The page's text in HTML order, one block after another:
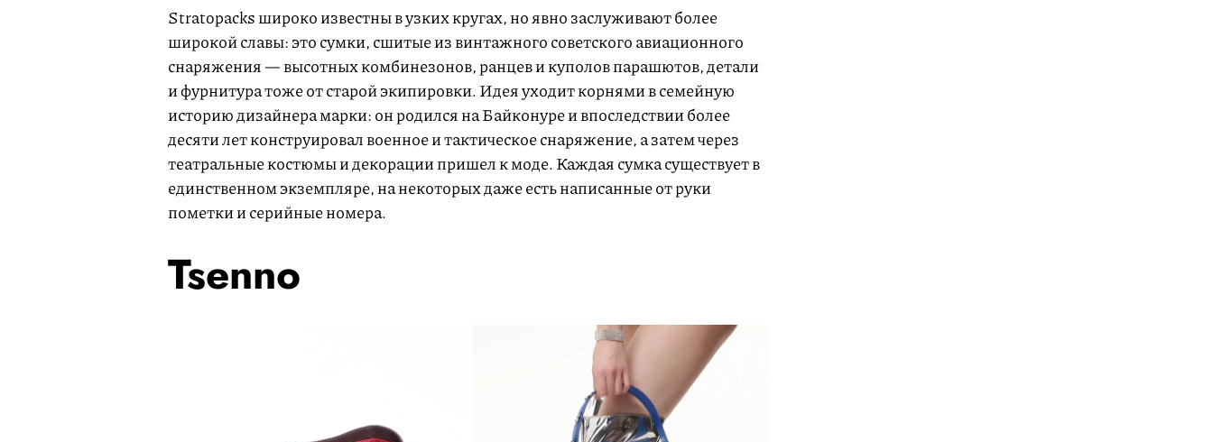
Stratopacks широко известны в узких кругах, но явно заслуживают более
широкой славы: это сумки, сшитые из винтажного советского авиационного
снаряжения — высотных комбинезонов, ранцев и куполов парашютов, детали
и фурнитура тоже от старой экипировки. Идея уходит корнями в семейную
историю дизайнера марки: он родился на Байконуре и впоследствии более
десяти лет конструировал военное и тактическое снаряжение, а затем через
театральные костюмы и декорации пришел к моде. Каждая сумка существует в
единственном экземпляре, на некоторых даже есть написанные от руки
пометки и серийные номера.
Tsenno